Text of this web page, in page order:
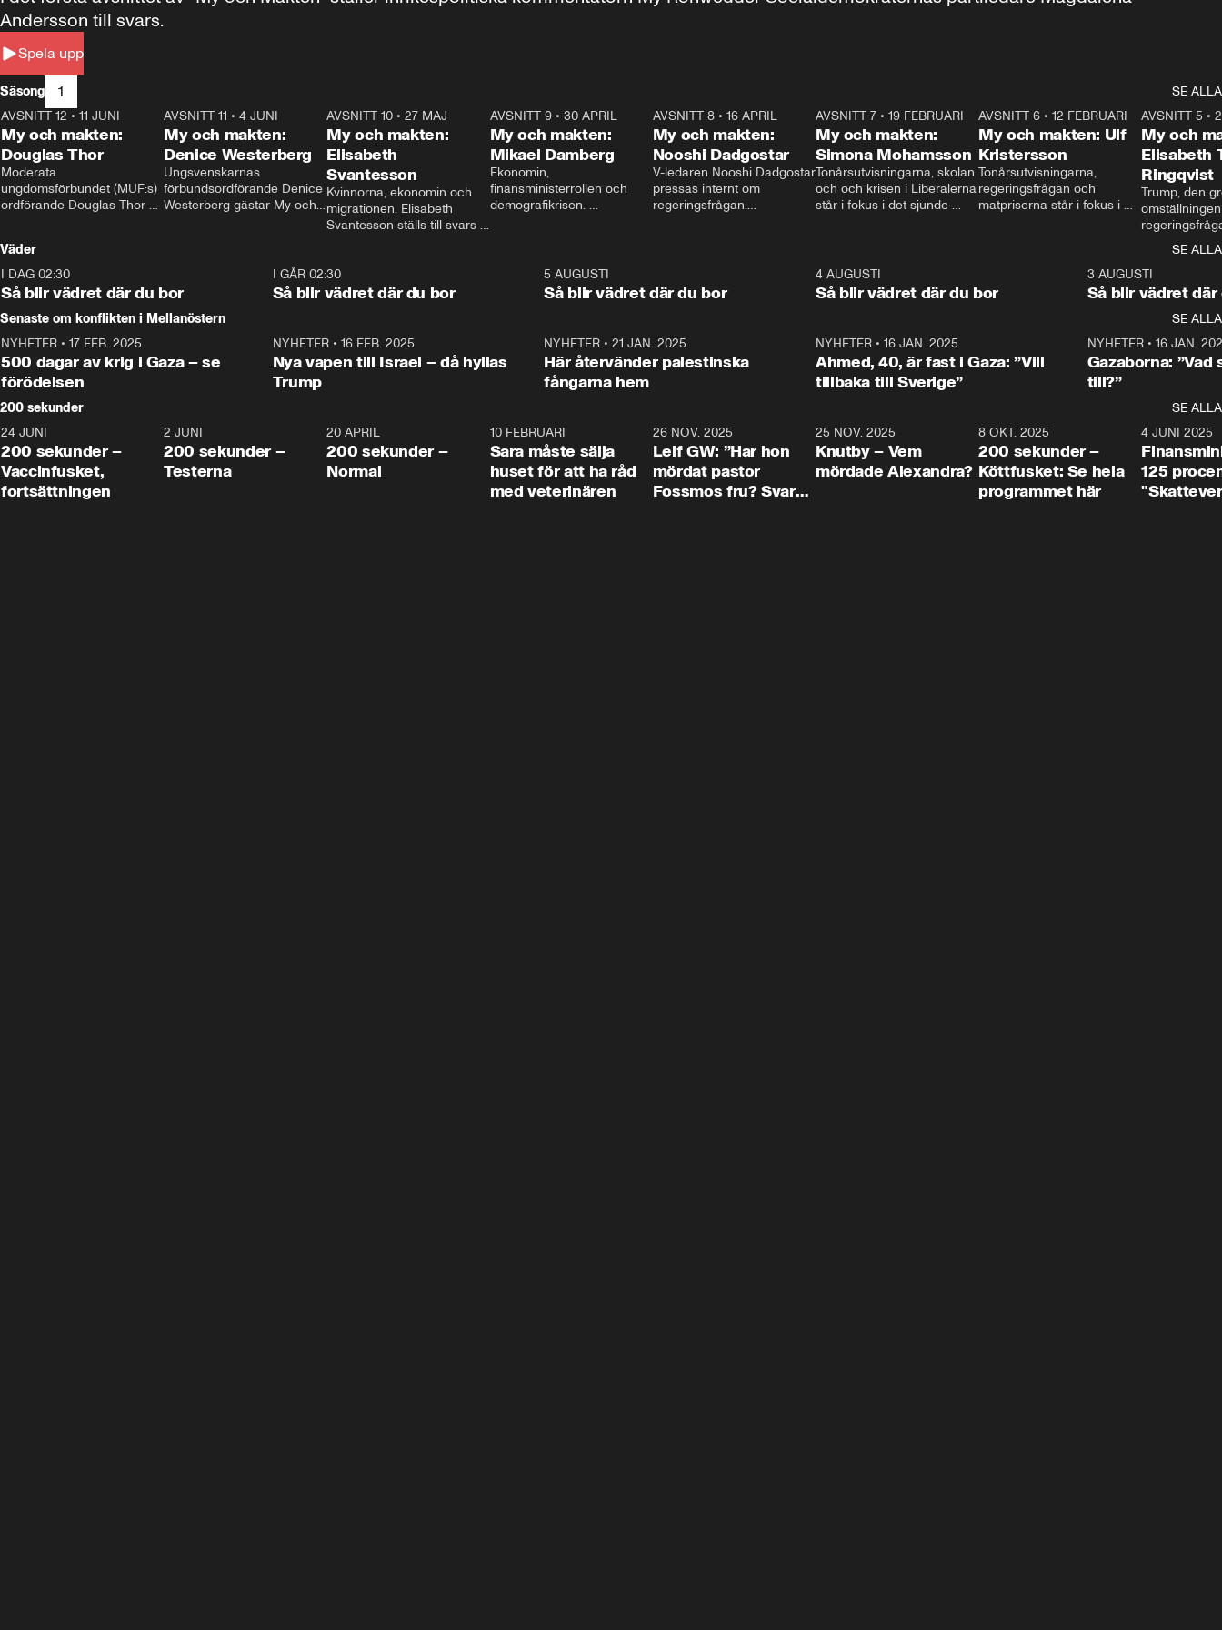
Spela upp
Andersson till svars.
Säsong 1
SE ALLA
26:27
AVSNITT 12 • 11 JUNI
My och makten:
Douglas Thor
Moderata
ungdomsförbundet (MUF:s)
ordförande Douglas Thor
tonårsutvisningarna och hur
Moderaterna ska locka
väljare till valet i höst.
23:40
AVSNITT 11 •4 JUNI
My och makten:
Denice Westerberg
Ungsvenskarnas
förbundsordförande Denice
Westerberg gästar My och
AVSNITT 10 •27 MAJ
My och makten:
Elisabeth
Svantesson
Kvinnorna, ekonomin och
migrationen. Elisabeth
Svantesson ställs till svars
AVSNITT 9• 30 APRIL
My och makten:
Mikael Damberg
Ekonomin,
finansministerrollen och
demografikrisen.
och Makten.
AVSNITT 8• 16 APRIL
My och makten:
Nooshi Dadgostar
V-ledaren Nooshi Dadgostar
pressas internt om
regeringsfrågan.
– Vi ställer upp i val. Ska vi
vara med så sitter vi förstås
24:30
AVSNITT 7• 19 FEBRUARI
My och makten:
Simona Mohamsson
Tonårsutvisningarna, skolan
och och krisen i Liberalerna
står i fokus i det sjunde
kommentator My
Rohwedder ställer
utbildnings- och
Mohamsson till svars.
27:30
AVSNITT 6 •12 FEBRUARI
My och makten: Ulf
Kristersson
Tonårsutvisningarna,
regeringsfrågan och
matpriserna står i fokus i
Rohwedder ställer
statsminister Ulf Kristersson
AVSNITT 5 •
My och
Elisabeth
Ringqvist
Trump, den
centrum i
avsnittet av
Makten”. Se
Aftonbladets
Rohwedder
Thand Ring
Väder
SE ALLA
I DAG 02:30
Så blir vädret där du bor
1:06
I GÅR 02:30
Så blir vädret där du bor
5 AUGUSTI
Så blir vädret där du bor
4 AUGUSTI
Så blir vädret där du bor
3 AUGUSTI
Så blir vädret där
Senaste om konflikten i Mellanöstern
SE ALLA
NYHETER • 17 FEB. 2025
500 dagar av krig i Gaza – se
förödelsen
NYHETER• 16 FEB. 2025
Nya vapen till Israel – då hyllas
Trump
NYHETER •21 JAN. 2025
Här återvänder palestinska
fångarna hem
NYHETER• 16 JAN. 2025
Ahmed, 40, är fast i Gaza: ”Vill
tillbaka till Sverige”
NYHETER• 16 JAN.
Gazaborna:
till?”
200 sekunder
SE ALLA
5:00
24 JUNI
200 sekunder –
Vaccinfusket,
fortsättningen
4:23
2 JUNI
200 sekunder –
Testerna
20 APRIL
200 sekunder –
Normal
10 FEBRUARI
Sara måste sälja
huset för att ha råd
med veterinären
26 NOV. 2025
Leif GW: ”Har hon
mördat pastor
Fossmos fru? Svar
31:05
25 NOV. 2025
Knutby – Vem
mördade Alexandra?
4:29
8 OKT. 2025
200 sekunder –
Köttfusket: Se hela
programmet här
4 JUNI 2025
125